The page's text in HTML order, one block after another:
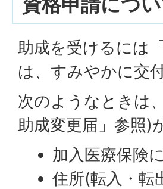
助成を受けるには
は、すみやかに交
次のようなときは
助成変更届」参照)
加入医療保険
住所(転入・転